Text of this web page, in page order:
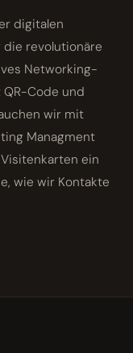
digitalen
revolutionäre
Networking-
Code und
wir mit
Managment
ein
wie wir Kontakte